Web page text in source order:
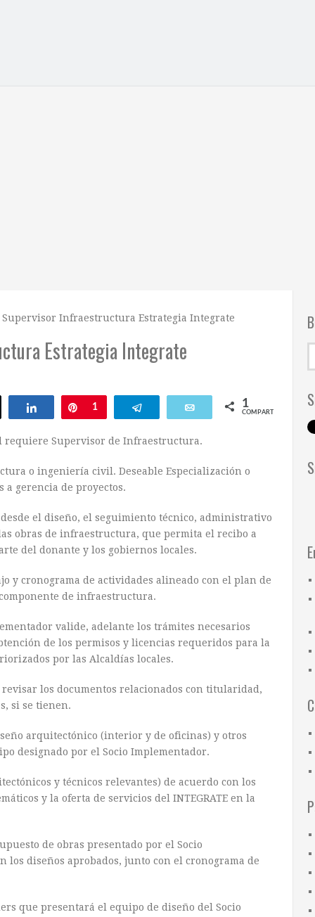
Supervisor Infraestructura Estrategia Integrate
Estrategia Integrate
Compartir Pin
1 Telegram Email 1
COMPARTIR
requiere Supervisor de Infraestructura.
o ingeniería civil. Deseable Especialización o
a gerencia de proyectos.
el diseño, el seguimiento técnico, administrativo
obras de infraestructura, que permita el recibo a
del donante y los gobiernos locales.
y cronograma de actividades alineado con el plan de
de infraestructura.
valide, adelante los trámites necesarios
de los permisos y licencias requeridos para la
por las Alcaldías locales.
los documentos relacionados con titularidad,
si se tienen.
arquitectónico (interior y de oficinas) y otros
designado por el Socio Implementador.
y técnicos relevantes) de acuerdo con los
y la oferta de servicios del INTEGRATE en la
de obras presentado por el Socio
los diseños aprobados, junto con el cronograma de
que presentará el equipo de diseño del Socio